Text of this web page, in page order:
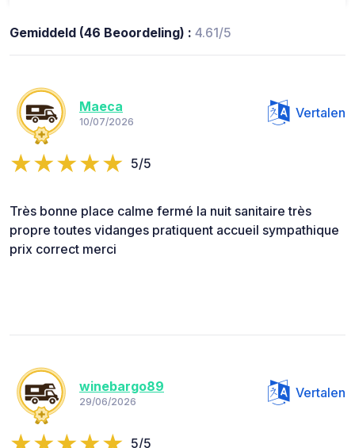
Gemiddeld (46 Beoordeling) : 4.61/5
Maeca
10/07/2026
Vertalen
5/5
Très bonne place calme fermé la nuit sanitaire très
propre toutes vidanges pratiquent accueil sympathique
prix correct merci
winebargo89
29/06/2026
Vertalen
5/5